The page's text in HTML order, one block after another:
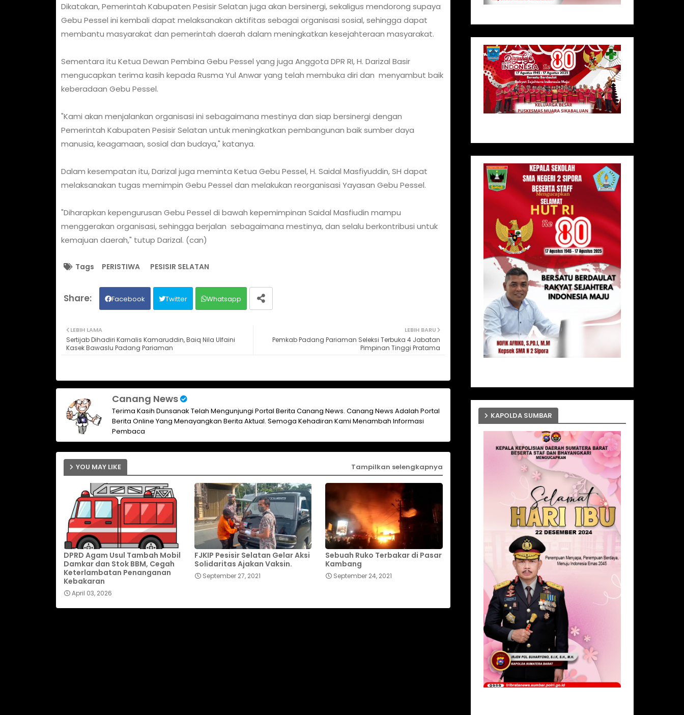
Dikatakan, Pemerintah Kabupaten Pesisir Selatan juga akan bersinergi, sekaligus mendorong supaya
Gebu Pessel ini kembali dapat melaksanakan aktifitas sebagai organisasi sosial, sehingga dapat
membantu masyarakat dan pemerintah daerah dalam meningkatkan kesejahteraan masyarakat.
Sementara itu Ketua Dewan Pembina Gebu Pessel yang juga Anggota DPR RI, H. Darizal Basir
mengucapkan terima kasih kepada Rusma Yul Anwar yang telah membuka diri dan menyambut baik
keberadaan Gebu Pessel.
"Kami akan menjalankan organisasi ini sebagaimana mestinya dan siap bersinergi dengan
Pemerintah Kabupaten Pesisir Selatan untuk meningkatkan pembangunan baik sumber daya
manusia, keagamaan, sosial dan budaya," katanya.
Dalam kesempatan itu, Darizal juga meminta Ketua Gebu Pessel, H. Saidal Masfiyuddin, SH dapat
melaksanakan tugas memimpin Gebu Pessel dan melakukan reorganisasi Yayasan Gebu Pessel.
"Diharapkan kepengurusan Gebu Pessel di bawah kepemimpinan Saidal Masfiudin mampu
menggerakan organisasi, sehingga berjalan sebagaimana mestinya, dan selalu berkontribusi untuk
kemajuan daerah," tutup Darizal. (can)
Tags PERISTIWA PESISIR SELATAN
Facebook Twitter Whatsapp
LEBIH BARU
Pemkab Padang Pariaman Seleksi Terbuka 4 Jabatan
Pimpinan Tinggi Pratama
LEBIH LAMA
Sertijab Dihadiri Karnalis Kamaruddin, Baiq Nila Ulfaini
Kasek Bawaslu Padang Pariaman
Canang News
Terima Kasih Dunsanak Telah Mengunjungi Portal Berita Canang News. Canang News Adalah Portal
Berita Online Yang Menayangkan Berita Aktual. Semoga Kehadiran Kami Menambah Informasi
Pembaca
YOU MAY LIKE Tampilkan selengkapnya
DPRD Agam Usul Tambah Mobil
Damkar dan Stok BBM, Cegah
Keterlambatan Penanganan
Kebakaran
April 03, 2026
FJKIP Pesisir Selatan Gelar Aksi
Solidaritas Ajakan Vaksin.
September 27, 2021
Sebuah Ruko Terbakar di Pasar
Kambang
September 24, 2021
KAPOLDA SUMBAR